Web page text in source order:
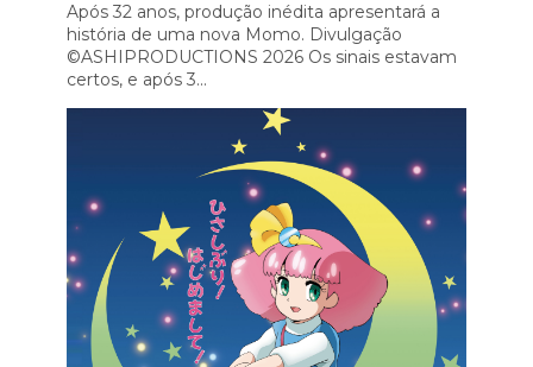
Após 32 anos, produção inédita apresentará a
história de uma nova Momo. Divulgação
©ASHIPRODUCTIONS 2026 Os sinais estavam
certos, e após 3...